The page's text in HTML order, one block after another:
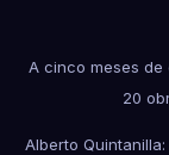
A cinco meses de
20
Alberto